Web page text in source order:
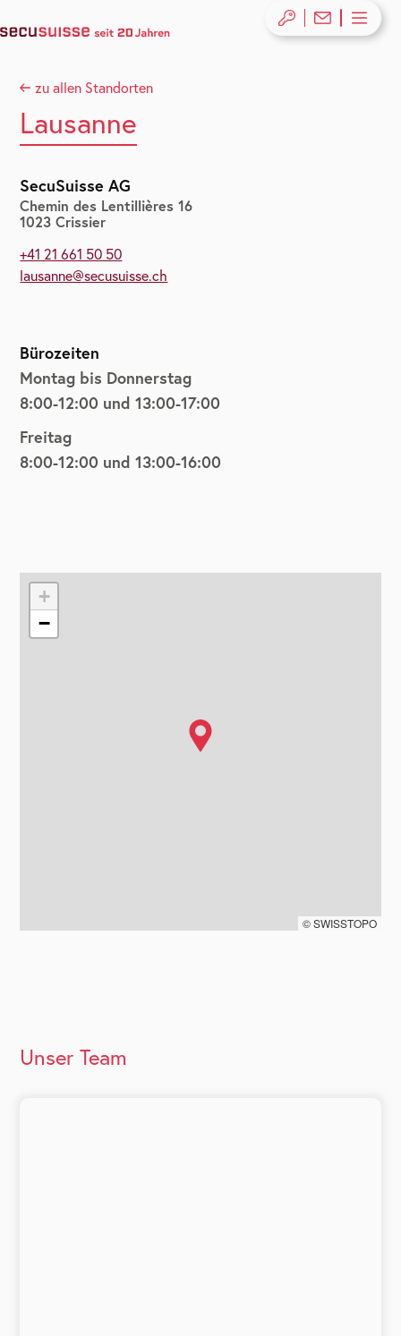
zu allen Standorten
Lausanne
SecuSuisse AG
Chemin des Lentillières 16
1023 Crissier
+41 21 661 50 50
lausanne@secusuisse.ch
Bürozeiten
Montag bis Donnerstag
8:00-12:00 und 13:00-17:00
Freitag
8:00-12:00 und 13:00-16:00
+
−
© SWISSTOPO
Unser Team